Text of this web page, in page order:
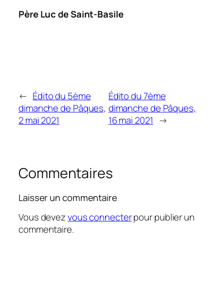
Père Luc de Saint-Basile
← Édito du 5ème
dimanche de Pâques,
2 mai 2021
Édito du 7ème
dimanche de Pâques,
16 mai 2021 →
Commentaires
Laisser un commentaire
Vous devezvous connecterpour publier un
commentaire.